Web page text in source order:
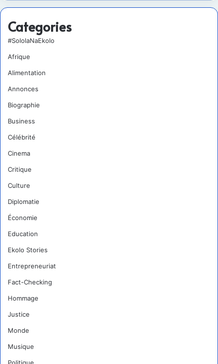
Categories
#SololaNaEkolo
Afrique
Alimentation
Annonces
Biographie
Business
Célébrité
Cinema
Critique
Culture
Diplomatie
Économie
Education
Ekolo Stories
Entrepreneuriat
Fact-Checking
Hommage
Justice
Monde
Musique